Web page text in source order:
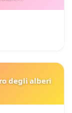
degli alberi